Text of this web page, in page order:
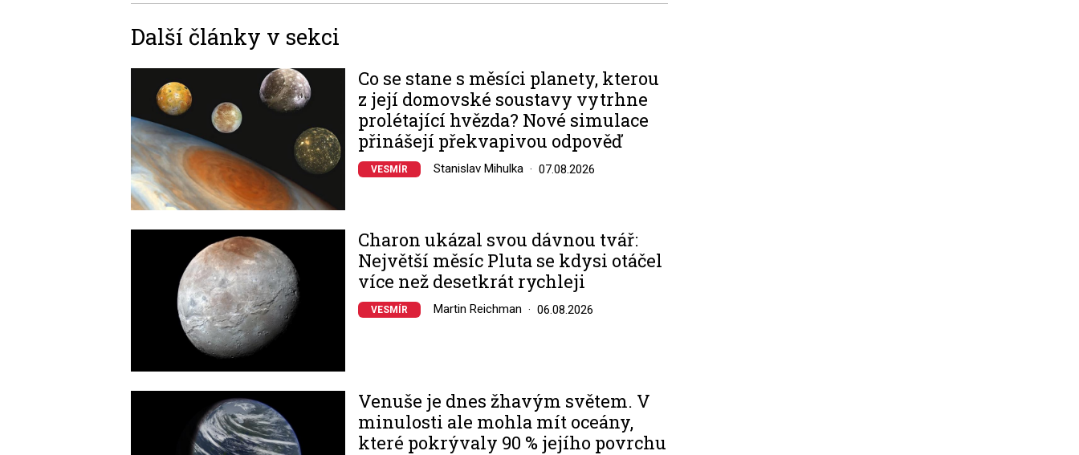
Další články v sekci
Co se stane s měsíci planety, kterou
z její domovské soustavy vytrhne
prolétající hvězda? Nové simulace
přinášejí překvapivou odpověď
VESMÍR Stanislav Mihulka 07.08.2026
Charon ukázal svou dávnou tvář:
Největší měsíc Pluta se kdysi otáčel
více než desetkrát rychleji
VESMÍR Martin Reichman 06.08.2026
Venuše je dnes žhavým světem. V
minulosti ale mohla mít oceány,
které pokrývaly 90 % jejího povrchu